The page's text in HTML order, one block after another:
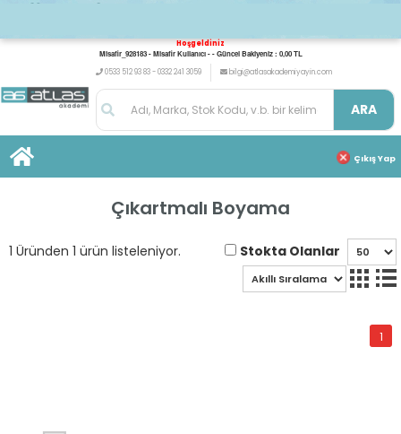
Hoşgeldiniz
Misafir_928183 - Misafir Kullanıcı - - Güncel Bakiyeniz : 0,00 TL
0533 512 93 83 - 0332 241 3059
bilgi@atlasakademiyayin.com
ARA
Çıkış Yap
Çıkartmalı Boyama
1 Üründen 1 ürün listeleniyor. Stokta Olanlar
1